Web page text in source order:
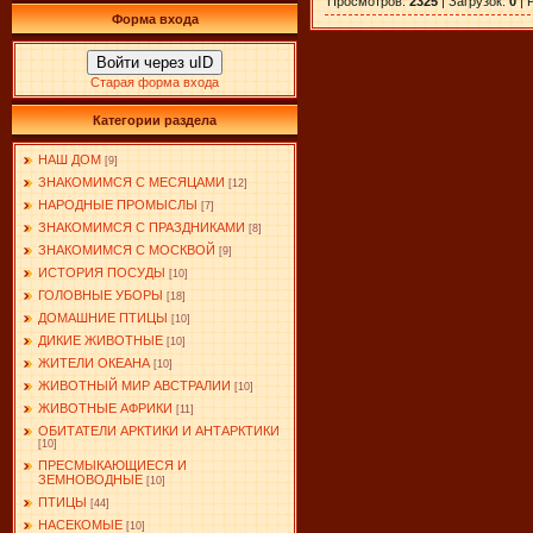
Форма входа
Войти через uID
Старая форма входа
Категории раздела
НАШ ДОМ [9]
ЗНАКОМИМСЯ С МЕСЯЦАМИ [12]
НАРОДНЫЕ ПРОМЫСЛЫ [7]
ЗНАКОМИМСЯ С ПРАЗДНИКАМИ [8]
ЗНАКОМИМСЯ С МОСКВОЙ [9]
ИСТОРИЯ ПОСУДЫ [10]
ГОЛОВНЫЕ УБОРЫ [18]
ДОМАШНИЕ ПТИЦЫ [10]
ДИКИЕ ЖИВОТНЫЕ [10]
ЖИТЕЛИ ОКЕАНА [10]
ЖИВОТНЫЙ МИР АВСТРАЛИИ [10]
ЖИВОТНЫЕ АФРИКИ [11]
ОБИТАТЕЛИ АРКТИКИ И АНТАРКТИКИ
[10]
ПРЕСМЫКАЮЩИЕСЯ И
ЗЕМНОВОДНЫЕ [10]
ПТИЦЫ [44]
НАСЕКОМЫЕ [10]